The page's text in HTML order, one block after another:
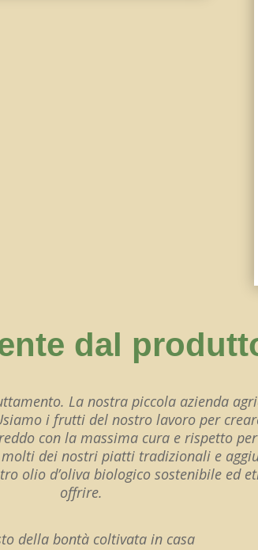
dal
La nostra piccola azienda
i frutti del nostro lavoro per
con la massima cura e rispetto per
dei nostri piatti tradizionali e
olio d’oliva biologico sostenibile ed
offrire.
della bontà coltivata in casa